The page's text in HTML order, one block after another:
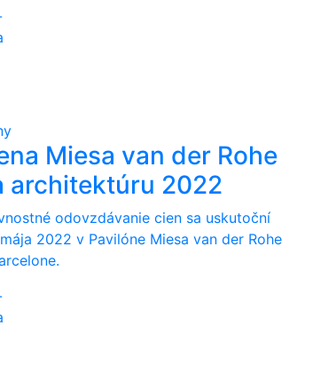
Miesa van der Rohe
architektúru 2022
odovzdávanie cien sa uskutoční
2022 v Pavilóne Miesa van der Rohe